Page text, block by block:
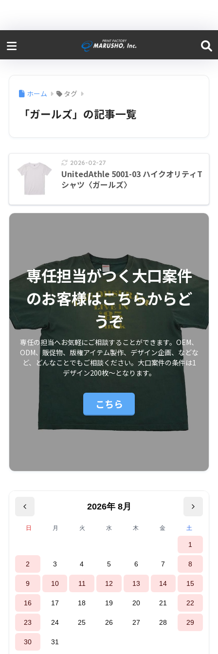
ホーム タグ
「ガールズ」の記事一覧
2026-02-27
UnitedAthle 5001-03 ハイクオリティT
シャツ〈ガールズ〉
専任担当がつく大口案件
のお客様はこちらからど
うぞ
専任の担当へお気軽にご相談することができます。OEM、
ODM、販促物、版権アイテム製作、デザイン企画、などな
ど、どんなことでもご相談ください。大口案件の条件は1
デザイン200枚〜となります。
こちら